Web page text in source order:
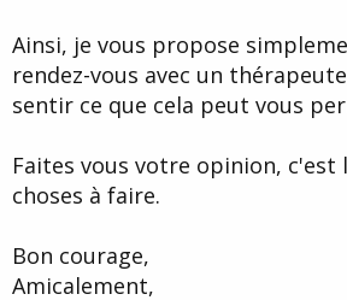
Ainsi, je vous propose
rendez-vous avec un
sentir ce que cela peut vous
Faites vous votre opinion, c'est
choses à faire.
Bon courage,
Amicalement,